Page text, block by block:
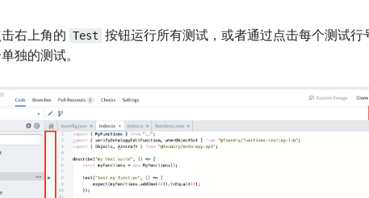
右上角的 Test 按钮运行所有测试，或者通过点击每个测试行
独的测试。